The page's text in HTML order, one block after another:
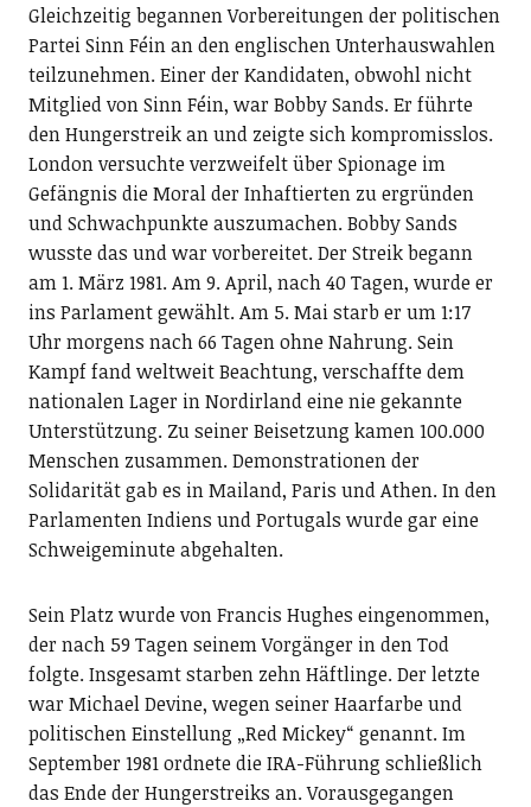
Gleichzeitig begannen Vorbereitungen der politischen
Partei Sinn Féin an den englischen Unterhauswahlen
teilzunehmen. Einer der Kandidaten, obwohl nicht
Mitglied von Sinn Féin, war Bobby Sands. Er führte
den Hungerstreik an und zeigte sich kompromisslos.
London versuchte verzweifelt über Spionage im
Gefängnis die Moral der Inhaftierten zu ergründen
und Schwachpunkte auszumachen. Bobby Sands
wusste das und war vorbereitet. Der Streik begann
am 1. März 1981. Am 9. April, nach 40 Tagen, wurde er
ins Parlament gewählt. Am 5. Mai starb er um 1:17
Uhr morgens nach 66 Tagen ohne Nahrung. Sein
Kampf fand weltweit Beachtung, verschaffte dem
nationalen Lager in Nordirland eine nie gekannte
Unterstützung. Zu seiner Beisetzung kamen 100.000
Menschen zusammen. Demonstrationen der
Solidarität gab es in Mailand, Paris und Athen. In den
Parlamenten Indiens und Portugals wurde gar eine
Schweigeminute abgehalten.
Sein Platz wurde von Francis Hughes eingenommen,
der nach 59 Tagen seinem Vorgänger in den Tod
folgte. Insgesamt starben zehn Häftlinge. Der letzte
war Michael Devine, wegen seiner Haarfarbe und
politischen Einstellung „Red Mickey“ genannt. Im
September 1981 ordnete die IRA-Führung schließlich
das Ende der Hungerstreiks an. Vorausgegangen